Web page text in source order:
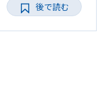
後で読む